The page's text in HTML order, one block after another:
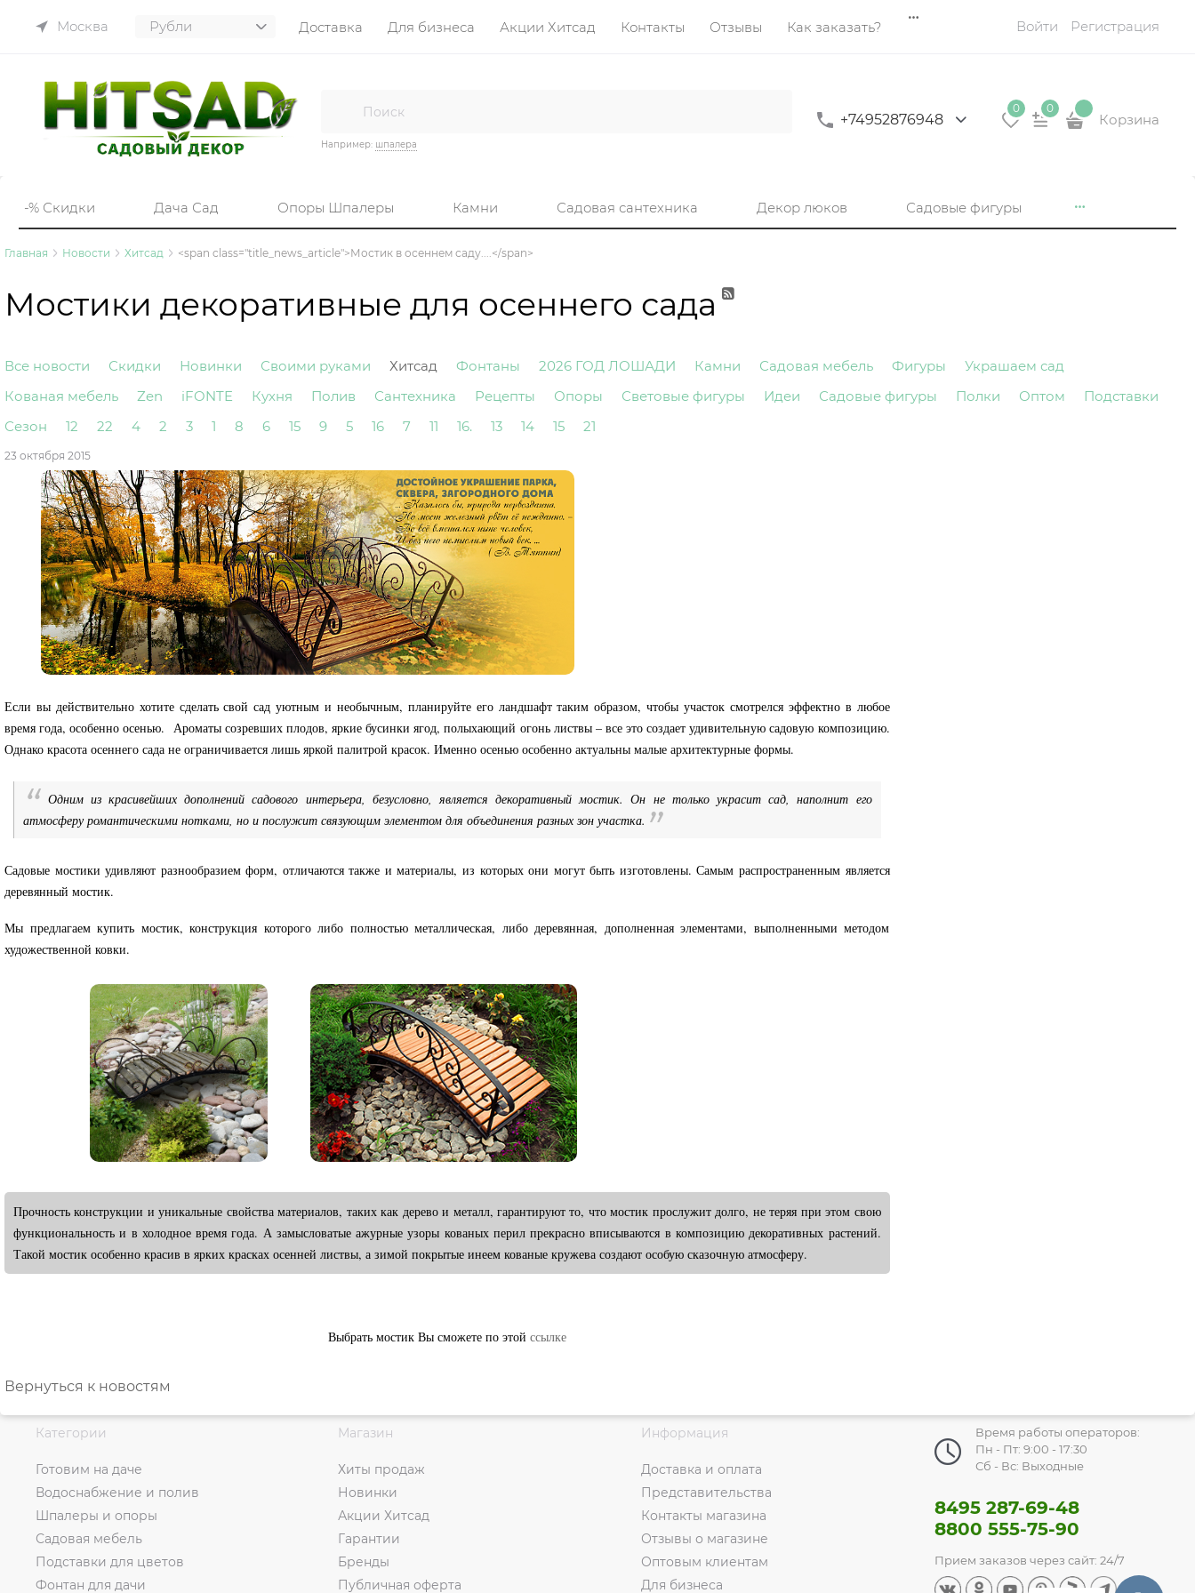
Москва Доставка Для бизнеса Акции Хитсад Контакты Отзывы Как заказать? Войти Регистрация
Например: шпалера
+74952876948
0 0
Корзина
-% Скидки Дача Сад Опоры Шпалеры Камни Садовая сантехника Декор люков Садовые фигуры
Главная Новости Хитсад <span class="title_news_article">Мостик в осеннем саду....</span>
Мостики декоративные для осеннего сада
Все новости Скидки Новинки Своими руками Хитсад Фонтаны 2026 ГОД ЛОШАДИ Камни Садовая мебель Фигуры
Украшаем сад
Кованая мебель
Zen iFONTE Кухня Полив Сантехника Рецепты Опоры Световые фигуры Идеи Садовые фигуры Полки Оптом
Подставки
Сезон
12 22 4 2 3 1 8 6 15 9 5 16 7 11 16. 13 14 15 21
23 октября 2015
Если вы действительно хотите сделать свой сад уютным и необычным, планируйте его ландшафт таким образом, чтобы участок смотрелся эффектно в любое
время года, особенно осенью. Ароматы созревших плодов, яркие бусинки ягод, полыхающий огонь листвы – все это создает удивительную садовую композицию.
Однако красота осеннего сада не ограничивается лишь яркой палитрой красок. Именно осенью особенно актуальны малые архитектурные формы.
Одним из красивейших дополнений садового интерьера, безусловно, является декоративный мостик. Он не только украсит сад, наполнит его
атмосферу романтическими нотками, но и послужит связующим элементом для объединения разных зон участка.
Садовые мостики удивляют разнообразием форм, отличаются также и материалы, из которых они могут быть изготовлены. Самым распространенным является
деревянный мостик.
Мы предлагаем купить мостик, конструкция которого либо полностью металлическая, либо деревянная, дополненная элементами, выполненными методом
художественной ковки.
Прочность конструкции и уникальные свойства материалов, таких как дерево и металл, гарантируют то, что мостик прослужит долго, не теряя при этом свою
функциональность и в холодное время года. А замысловатые ажурные узоры кованых перил прекрасно вписываются в композицию декоративных растений.
Такой мостик особенно красив в ярких красках осенней листвы, а зимой покрытые инеем кованые кружева создают особую сказочную атмосферу.
Выбрать мостик Вы сможете по этой ссылке
Вернуться к новостям
Категории
Готовим на даче
Водоснабжение и полив
Шпалеры и опоры
Садовая мебель
Подставки для цветов
Фонтан для дачи
Магазин
Хиты продаж
Новинки
Акции Хитсад
Гарантии
Бренды
Публичная оферта
Информация
Доставка и оплата
Представительства
Контакты магазина
Отзывы о магазине
Оптовым клиентам
Для бизнеса
Время работы операторов:
Пн - Пт: 9:00 - 17:30
Сб - Вс: Выходные
8495 287-69-48
8800 555-75-90
Прием заказов через сайт: 24/7